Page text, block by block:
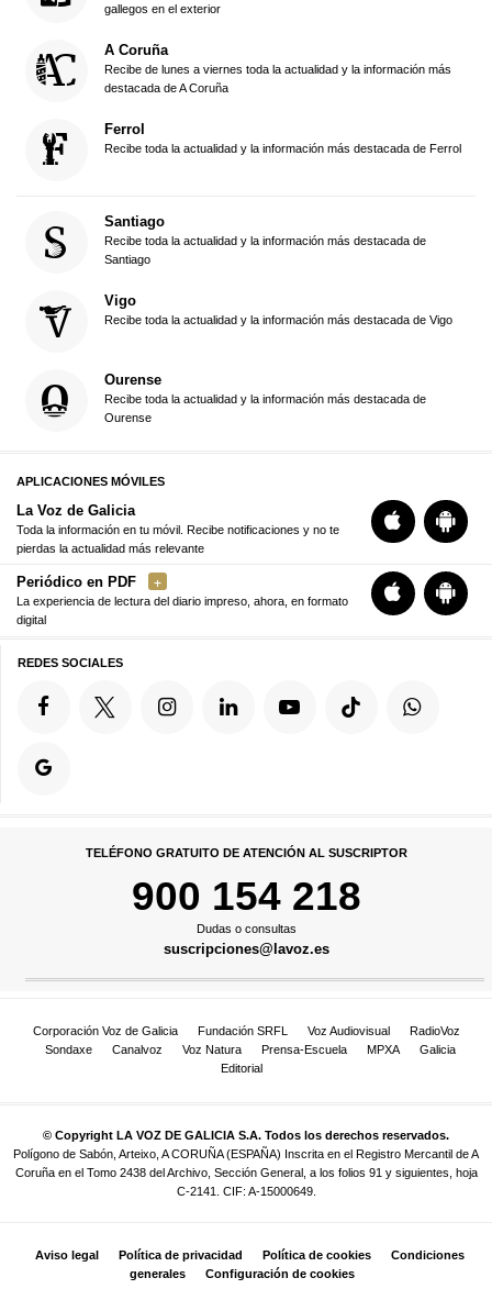
gallegos en el exterior
A Coruña
Recibe de lunes a viernes toda la actualidad y la información más
destacada de A Coruña
Ferrol
Recibe toda la actualidad y la información más destacada de Ferrol
Santiago
Recibe toda la actualidad y la información más destacada de
Santiago
Vigo
Recibe toda la actualidad y la información más destacada de Vigo
Ourense
Recibe toda la actualidad y la información más destacada de
Ourense
APLICACIONES MÓVILES
La Voz de Galicia
Toda la información en tu móvil. Recibe notificaciones y no te
pierdas la actualidad más relevante
Periódico en PDF
La experiencia de lectura del diario impreso, ahora, en formato
digital
REDES SOCIALES
TELÉFONO GRATUITO DE ATENCIÓN AL SUSCRIPTOR
900 154 218
Dudas o consultas
suscripciones@lavoz.es
Corporación Voz de Galicia Fundación SRFL Voz Audiovisual
RadioVoz
Sondaxe
Canalvoz Voz Natura Prensa-Escuela MPXA
Galicia
Editorial
© Copyright LA VOZ DE GALICIA S.A. Todos los derechos reservados.
Polígono de Sabón, Arteixo, A CORUÑA (ESPAÑA) Inscrita en el Registro Mercantil de A
Coruña en el Tomo 2438 del Archivo, Sección General, a los folios 91 y siguientes, hoja
C-2141. CIF: A-15000649.
Aviso legal Política de privacidad Política de cookies
Condiciones
generales
Configuración de cookies